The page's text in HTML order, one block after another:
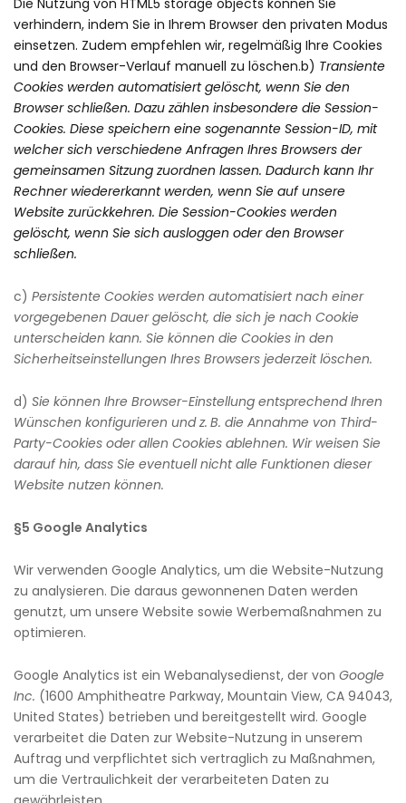
Die Nutzung von HTML5 storage objects können Sie
verhindern, indem Sie in Ihrem Browser den privaten Modus
einsetzen. Zudem empfehlen wir, regelmäßig Ihre Cookies
und den Browser-Verlauf manuell zu löschen.b) Transiente
Cookies werden automatisiert gelöscht, wenn Sie den
Browser schließen. Dazu zählen insbesondere die Session-
Cookies. Diese speichern eine sogenannte Session-ID, mit
welcher sich verschiedene Anfragen Ihres Browsers der
gemeinsamen Sitzung zuordnen lassen. Dadurch kann Ihr
Rechner wiedererkannt werden, wenn Sie auf unsere
Website zurückkehren. Die Session-Cookies werden
gelöscht, wenn Sie sich ausloggen oder den Browser
schließen.
c) Persistente Cookies werden automatisiert nach einer
vorgegebenen Dauer gelöscht, die sich je nach Cookie
unterscheiden kann. Sie können die Cookies in den
Sicherheitseinstellungen Ihres Browsers jederzeit löschen.
d) Sie können Ihre Browser-Einstellung entsprechend Ihren
Wünschen konfigurieren und z. B. die Annahme von Third-
Party-Cookies oder allen Cookies ablehnen. Wir weisen Sie
darauf hin, dass Sie eventuell nicht alle Funktionen dieser
Website nutzen können.
§5 Google Analytics
Wir verwenden Google Analytics, um die Website-Nutzung
zu analysieren. Die daraus gewonnenen Daten werden
genutzt, um unsere Website sowie Werbemaßnahmen zu
optimieren.
Google Analytics ist ein Webanalysedienst, der von Google
Inc. (1600 Amphitheatre Parkway, Mountain View, CA 94043,
United States) betrieben und bereitgestellt wird. Google
verarbeitet die Daten zur Website-Nutzung in unserem
Auftrag und verpflichtet sich vertraglich zu Maßnahmen,
um die Vertraulichkeit der verarbeiteten Daten zu